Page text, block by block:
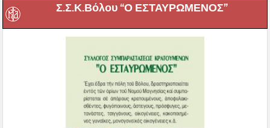
Σ.Σ.Κ.Βόλου “Ο ΕΣΤΑΥΡΩΜΕΝΟΣ”